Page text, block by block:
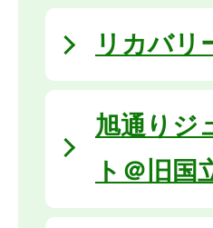
リカバリ
旭通りジ
ト＠旧国